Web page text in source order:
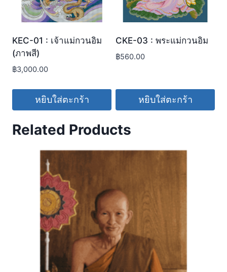
KEC-01 : เจ้าแม่กวนอิม
(ภาพสี)
฿3,000.00
หยิบใส่ตะกร้า
CKE-03 : พระแม่กวนอิม
฿560.00
หยิบใส่ตะกร้า
Related Products